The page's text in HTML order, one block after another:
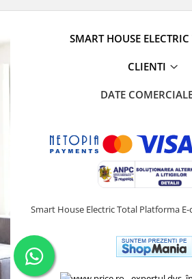
SMART HOUSE
CLIENTI
DATE
Smart House Electric Total Platforma